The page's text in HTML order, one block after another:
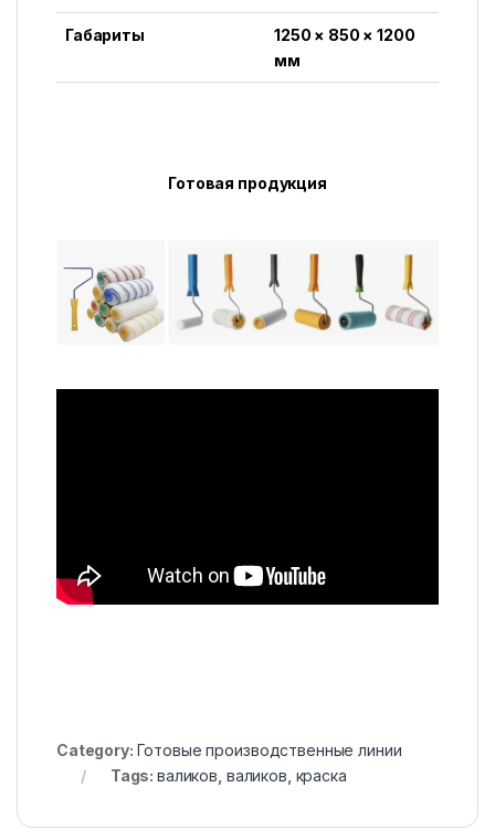
Габариты
1250 × 850 × 1200
мм
Готовая продукция
Category: Готовые производственные линии
Tags:валиков валиков краска